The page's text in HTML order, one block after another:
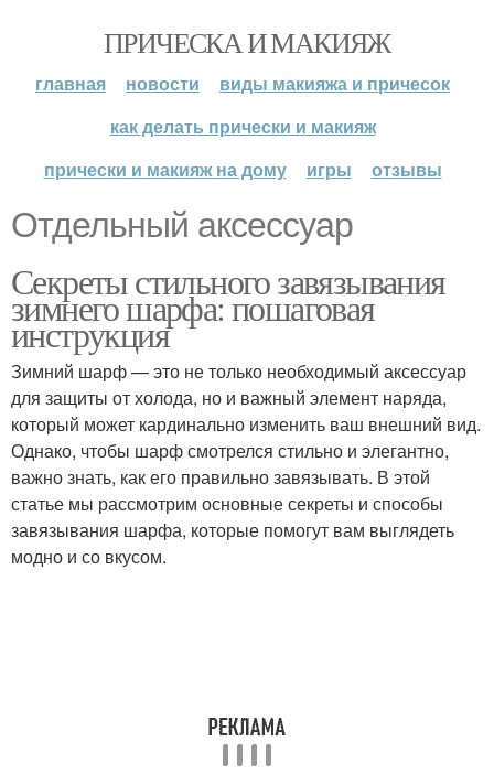
ПРИЧЕСКА И МАКИЯЖ
главная новости
виды макияжа и причесок
как делать прически и макияж
прически и макияж на дому
игры отзывы
Отдельный аксессуар
Секреты стильного завязывания
зимнего шарфа: пошаговая
инструкция
Зимний шарф — это не только необходимый аксессуар
для защиты от холода, но и важный элемент наряда,
который может кардинально изменить ваш внешний вид.
Однако, чтобы шарф смотрелся стильно и элегантно,
важно знать, как его правильно завязывать. В этой
статье мы рассмотрим основные секреты и способы
завязывания шарфа, которые помогут вам выглядеть
модно и со вкусом.